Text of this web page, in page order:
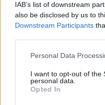
IAB’s list of downstream
also be disclosed by us to
Downstream Participants
Please note that this
not limited to your visit or
grant or deny consent to
use your data for below
Personal Data
I want to opt-out of the
personal data.
Opted In